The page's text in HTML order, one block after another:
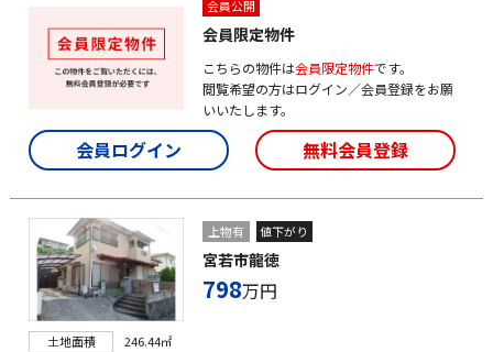
会員公開
会員限定物件
こちらの物件は会員限定物件です。
閲覧希望の方はログイン／会員登録をお願
いいたします。
会員ログイン 無料会員登録
上物有 値下がり
宮若市龍徳
798万円
土地面積
246.44㎡